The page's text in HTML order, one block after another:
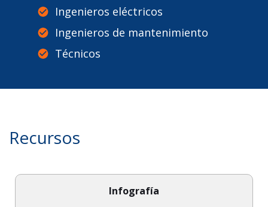
Ingenieros eléctricos
Ingenieros de mantenimiento
Técnicos
Recursos
Infografía